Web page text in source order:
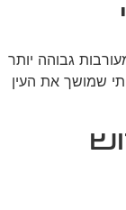
גבוהה יותר
שמושך את העין